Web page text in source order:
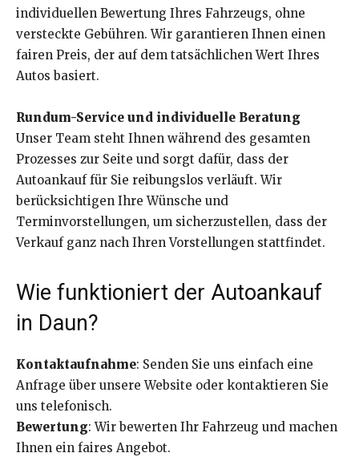
individuellen Bewertung Ihres Fahrzeugs, ohne
versteckte Gebühren. Wir garantieren Ihnen einen
fairen Preis, der auf dem tatsächlichen Wert Ihres
Autos basiert.
Rundum-Service und individuelle Beratung
Unser Team steht Ihnen während des gesamten
Prozesses zur Seite und sorgt dafür, dass der
Autoankauf für Sie reibungslos verläuft. Wir
berücksichtigen Ihre Wünsche und
Terminvorstellungen, um sicherzustellen, dass der
Verkauf ganz nach Ihren Vorstellungen stattfindet.
Wie funktioniert der Autoankauf
in Daun?
Kontaktaufnahme: Senden Sie uns einfach eine
Anfrage über unsere Website oder kontaktieren Sie
uns telefonisch.
Bewertung: Wir bewerten Ihr Fahrzeug und machen
Ihnen ein faires Angebot.